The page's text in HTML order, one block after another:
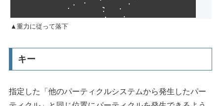
▲重力に従って落下
キー
指定した「他のパーティクルシステムから発生したパー